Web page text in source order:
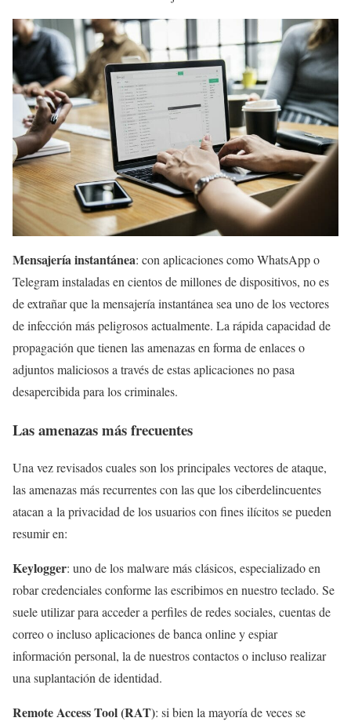
Mensajería instantánea: con aplicaciones como WhatsApp o
Telegram instaladas en cientos de millones de dispositivos, no es
de extrañar que la mensajería instantánea sea uno de los vectores
de infección más peligrosos actualmente. La rápida capacidad de
propagación que tienen las amenazas en forma de enlaces o
adjuntos maliciosos a través de estas aplicaciones no pasa
desapercibida para los criminales.
Las amenazas más frecuentes
Una vez revisados cuales son los principales vectores de ataque,
las amenazas más recurrentes con las que los ciberdelincuentes
atacan a la privacidad de los usuarios con fines ilícitos se pueden
resumir en:
Keylogger: uno de los malware más clásicos, especializado en
robar credenciales conforme las escribimos en nuestro teclado. Se
suele utilizar para acceder a perfiles de redes sociales, cuentas de
correo o incluso aplicaciones de banca online y espiar
información personal, la de nuestros contactos o incluso realizar
una suplantación de identidad.
Remote Access Tool (RAT): si bien la mayoría de veces se